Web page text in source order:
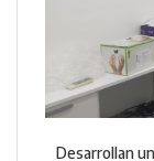
Desarrollan